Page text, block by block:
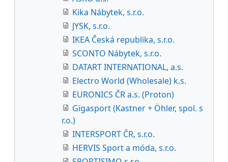
Kika Nábytek, s.r.o.
JYSK, s.r.o.
IKEA Česká republika, s.r.o.
SCONTO Nábytek, s.r.o.
DATART INTERNATIONAL, a.s.
Electro World (Wholesale) k.s.
EURONICS ČR a.s. (Proton)
Gigasport (Kastner + Öhler, spol. s
r.o.)
INTERSPORT ČR, s.r.o.
HERVIS Sport a móda, s.r.o.